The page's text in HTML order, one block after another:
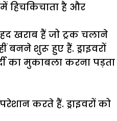
हिचकिचाता है और
खराब हैं जो ट्रक चलाने
बनने शुरू हुए हैं. ड्राइवरों
का मुकाबला करना पड़ता
करते हैं. ड्राइवरों को